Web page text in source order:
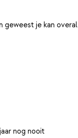
geweest je kan overal
nog nooit